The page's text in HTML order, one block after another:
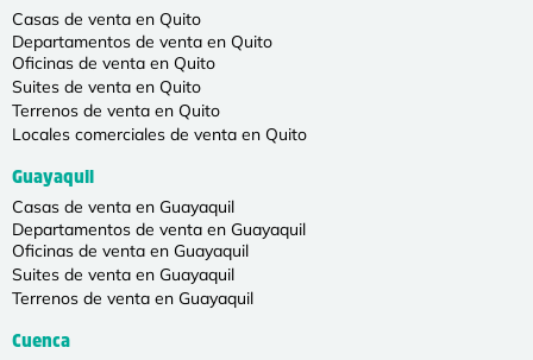
Casas de venta en Quito
Departamentos de venta en Quito
Oficinas de venta en Quito
Suites de venta en Quito
Terrenos de venta en Quito
Locales comerciales de venta en Quito
Guayaquil
Casas de venta en Guayaquil
Departamentos de venta en Guayaquil
Oficinas de venta en Guayaquil
Suites de venta en Guayaquil
Terrenos de venta en Guayaquil
Cuenca